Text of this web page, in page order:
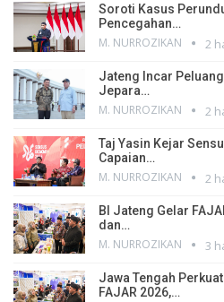
Soroti Kasus
Pencegahan…
M. NURROZIKAN 2
Jateng Incar
Jepara…
M. NURROZIKAN 2
Taj Yasin Kejar
Capaian…
M. NURROZIKAN 2
BI Jateng Gelar
dan…
M. NURROZIKAN 3
Jawa Tengah
FAJAR 2026,…